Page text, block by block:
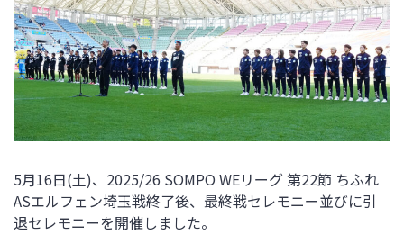
5月16日(土)、2025/26 SOMPO WEリーグ 第22節 ちふれ
ASエルフェン埼玉戦終了後、最終戦セレモニー並びに引
退セレモニーを開催しました。